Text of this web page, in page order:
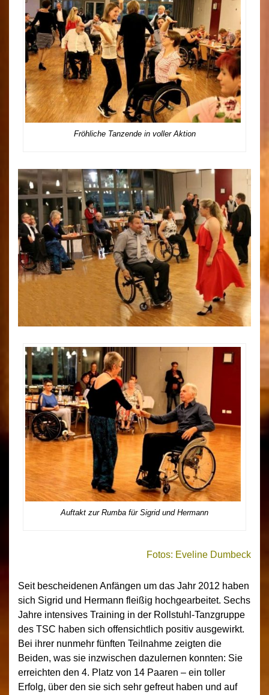
Fröhliche Tanzende in voller Aktion
Auftakt zur Rumba für Sigrid und Hermann
Fotos: Eveline Dumbeck
Seit bescheidenen Anfängen um das Jahr 2012 haben
sich Sigrid und Hermann fleißig hochgearbeitet. Sechs
Jahre intensives Training in der Rollstuhl-Tanzgruppe
des TSC haben sich offensichtlich positiv ausgewirkt.
Bei ihrer nunmehr fünften Teilnahme zeigten die
Beiden, was sie inzwischen dazulernen konnten: Sie
erreichten den 4. Platz von 14 Paaren – ein toller
Erfolg, über den sie sich sehr gefreut haben und auf